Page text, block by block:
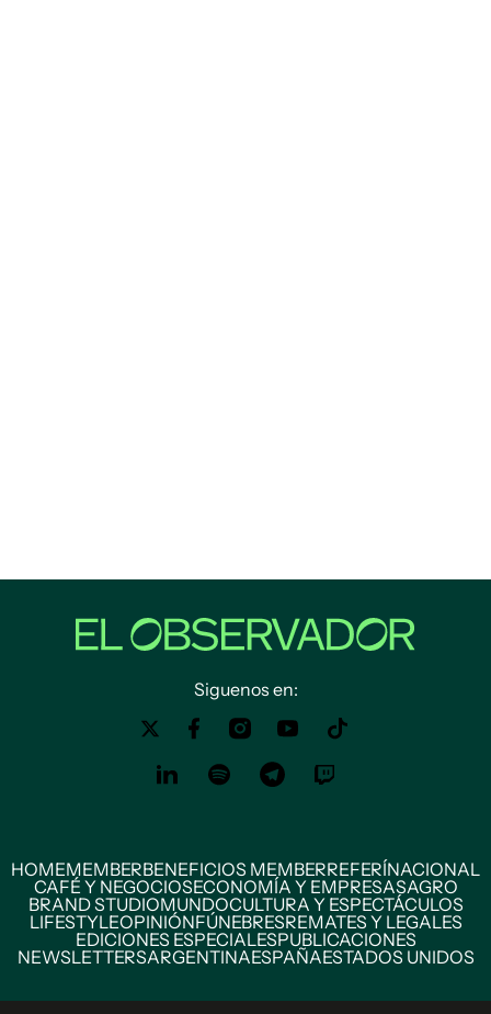
Siguenos en:
HOMEMEMBERBENEFICIOS MEMBERREFERÍNACIONAL
CAFÉ Y NEGOCIOSECONOMÍA Y EMPRESASAGRO
BRAND STUDIOMUNDOCULTURA Y ESPECTÁCULOS
LIFESTYLEOPINIÓNFÚNEBRESREMATES Y LEGALES
EDICIONES ESPECIALESPUBLICACIONES
NEWSLETTERSARGENTINAESPAÑAESTADOS UNIDOS